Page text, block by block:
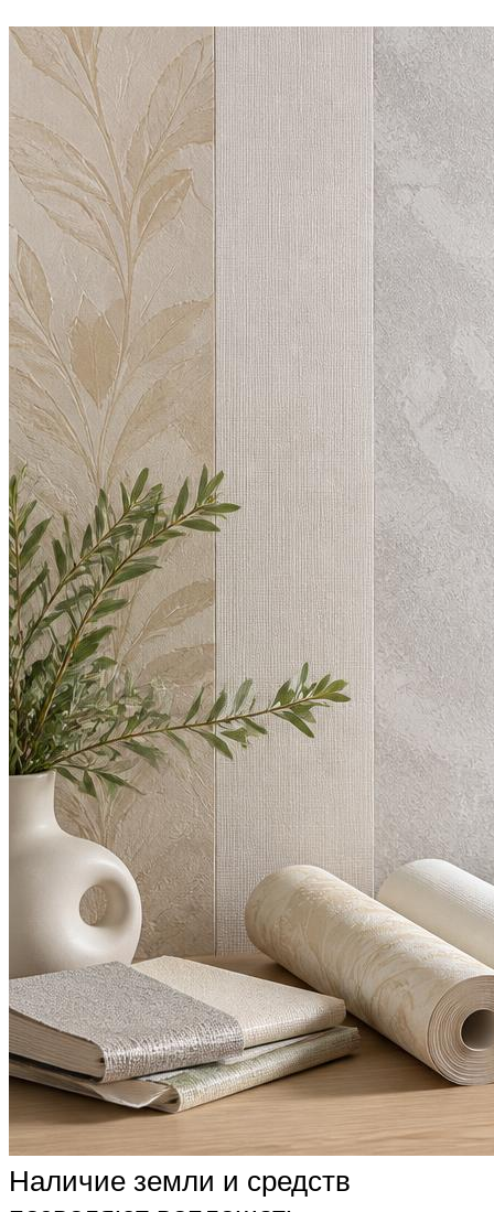
Наличие земли и средств